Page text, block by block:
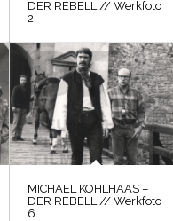
DER REBELL // Werkfoto
2
MICHAEL KOHLHAAS –
DER REBELL // Werkfoto
6